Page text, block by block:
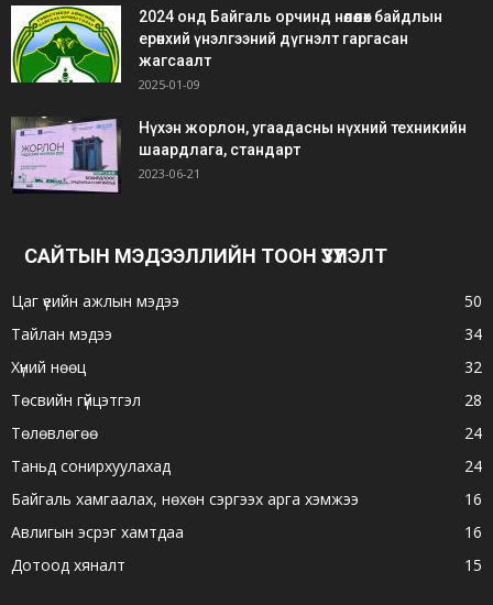
2024 онд Байгаль орчинд нөлөөлөх байдлын
ерөнхий үнэлгээний дүгнэлт гаргасан
жагсаалт
2025-01-09
Нүхэн жорлон, угаадасны нүхний техникийн
шаардлага, стандарт
2023-06-21
САЙТЫН МЭДЭЭЛЛИЙН ТООН ҮЗҮҮЛЭЛТ
Цаг үеийн ажлын мэдээ
50
Тайлан мэдээ
34
Хүний нөөц
32
Төсвийн гүйцэтгэл
28
Төлөвлөгөө
24
Таньд сонирхуулахад
24
Байгаль хамгаалах, нөхөн сэргээх арга хэмжээ
16
Авлигын эсрэг хамтдаа
16
Дотоод хяналт
15